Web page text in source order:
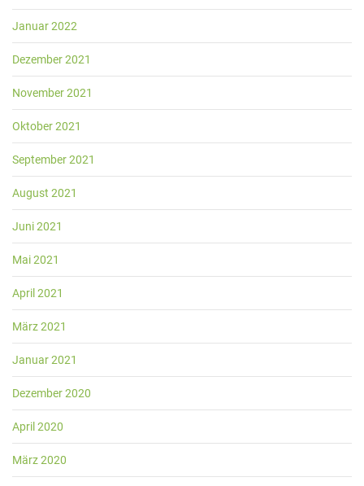
Januar 2022
Dezember 2021
November 2021
Oktober 2021
September 2021
August 2021
Juni 2021
Mai 2021
April 2021
März 2021
Januar 2021
Dezember 2020
April 2020
März 2020